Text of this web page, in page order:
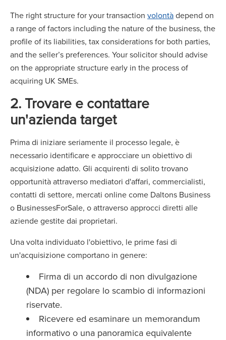
The right structure for your transaction volontàdepend on
a range of factors including the nature of the business, the
profile of its liabilities, tax considerations for both parties,
and the seller’s preferences. Your solicitor should advise
on the appropriate structure early in the process of
acquiring UK SMEs.
2. Trovare e contattare
un'azienda target
Prima di iniziare seriamente il processo legale, è
necessario identificare e approcciare un obiettivo di
acquisizione adatto. Gli acquirenti di solito trovano
opportunità attraverso mediatori d'affari, commercialisti,
contatti di settore, mercati online come Daltons Business
o BusinessesForSale, o attraverso approcci diretti alle
aziende gestite dai proprietari.
Una volta individuato l'obiettivo, le prime fasi di
un'acquisizione comportano in genere:
Firma di un accordo di non divulgazione
(NDA) per regolare lo scambio di informazioni
riservate.
Ricevere ed esaminare un memorandum
informativo o una panoramica equivalente